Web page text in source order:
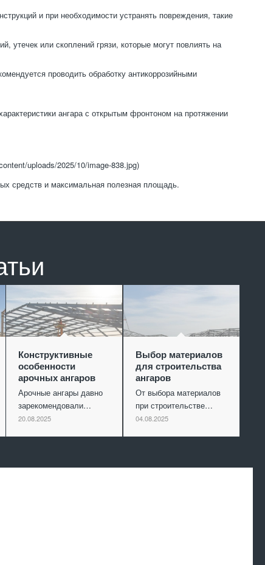
и при необходимости устранять повреждения, такие
утечек или скоплений грязи, которые могут повлиять на
проводить обработку антикоррозийными
ангара с открытым фронтоном на протяжении
uploads/2025/10/image-838.jpg)
средств и максимальная полезная площадь.
Конструктивные
особенности
арочных ангаров
Арочные ангары давно
зарекомендовали…
20.08.2025
Выбор материалов
для строительства
ангаров
От выбора материалов
при строительстве…
04.08.2025